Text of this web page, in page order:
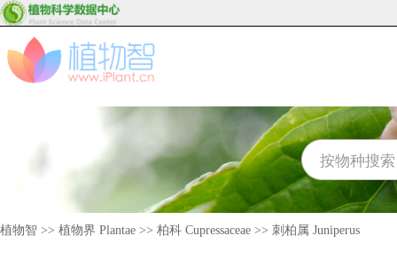
植物智 >> 植物界 Plantae >> 柏科 Cupressaceae >> 刺柏属 Juniperus